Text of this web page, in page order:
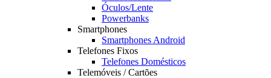
Óculos/Lente
Powerbanks
Smartphones
Smartphones Android
Telefones Fixos
Telefones Domésticos
Telemóveis / Cartões